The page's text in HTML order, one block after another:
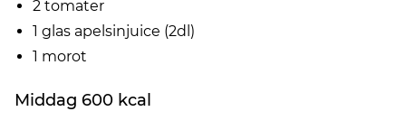
2 tomater
1 glas apelsinjuice (2dl)
1 morot
Middag 600 kcal